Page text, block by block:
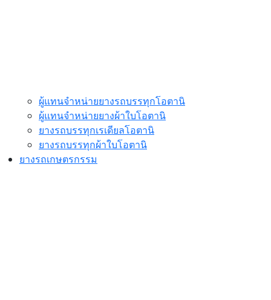
ผู้แทนจำหน่ายยางรถบรรทุกโอตานิ
ผู้แทนจำหน่ายยางผ้าใบโอตานิ
ยางรถบรรทุกเรเดียลโอตานิ
ยางรถบรรทุกผ้าใบโอตานิ
ยางรถเกษตรกรรม